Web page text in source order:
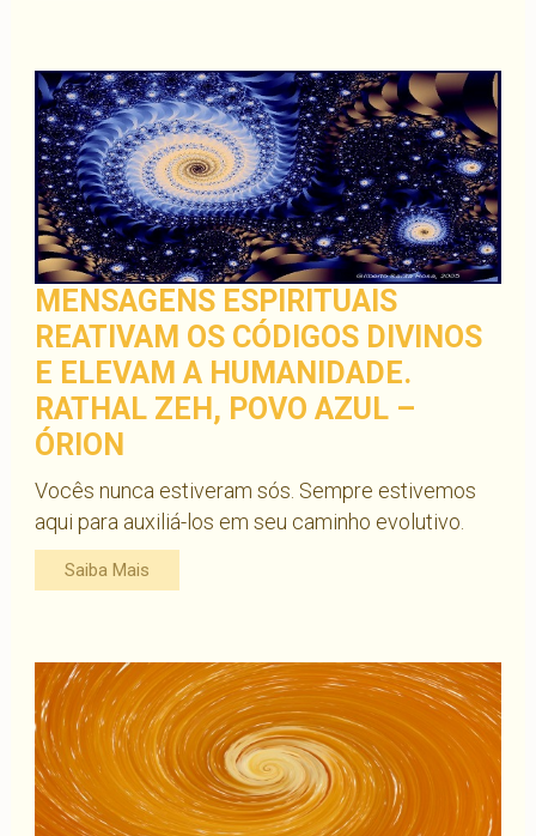
MENSAGENS ESPIRITUAIS
REATIVAM OS CÓDIGOS DIVINOS
E ELEVAM A HUMANIDADE.
RATHAL ZEH, POVO AZUL –
ÓRION
Vocês nunca estiveram sós. Sempre estivemos
aqui para auxiliá-los em seu caminho evolutivo.
Saiba Mais